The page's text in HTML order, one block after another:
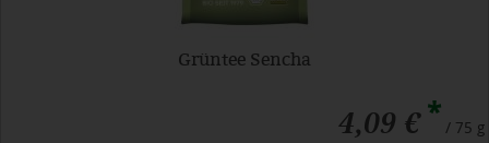
Grüntee Sencha
4,09 €* / 75 g